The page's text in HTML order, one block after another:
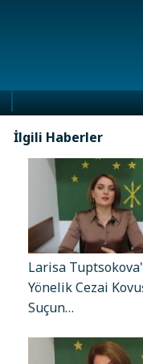
İlgili Haberler
Larisa
Yönelik Cezai
Suçun…